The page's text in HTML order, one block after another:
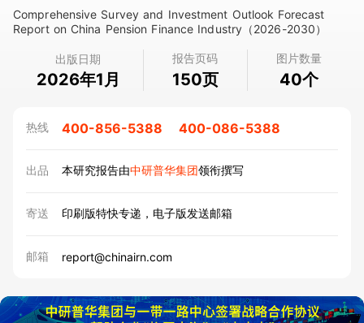
Comprehensive Survey and Investment Outlook Forecast
Report on China Pension Finance Industry（2026-2030）
出版日期
2026年1月
报告页码
150页
图片数量
40个
热线 400-856-5388 400-086-5388
出品 本研究报告由中研普华集团领衔撰写
寄送 印刷版特快专递，电子版发送邮箱
邮箱 report@chinairn.com